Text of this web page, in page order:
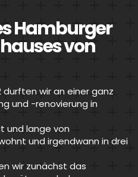
Hamburger
von
durften wir an einer ganz
und -renovierung in
und lange von
und irgendwann in drei
wir zunächst das